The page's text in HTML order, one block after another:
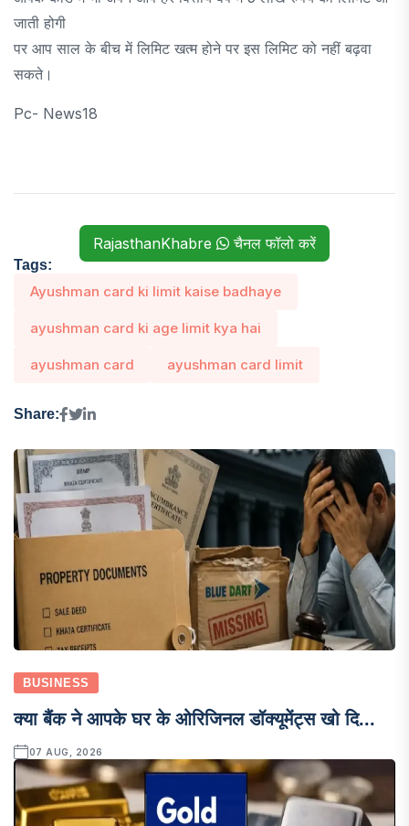
जाती होगी
पर आप साल के बीच में लिमिट खत्म होने पर इस लिमिट को नहीं बढ़वा
सकते।
Pc- News18
RajasthanKhabre चैनल फॉलो करें
Tags:
Ayushman card ki limit kaise badhaye
ayushman card ki age limit kya hai
ayushman card ayushman card limit
Share:
BUSINESS
क्या बैंक ने आपके घर के ओरिजिनल डॉक्यूमेंट्स खो दि...
07 AUG, 2026